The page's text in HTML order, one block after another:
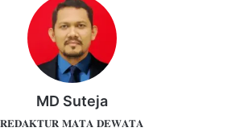
MD Suteja
𝐑𝐄𝐃𝐀𝐊𝐓𝐔𝐑 𝐌𝐀𝐓𝐀 𝐃𝐄𝐖𝐀𝐓𝐀